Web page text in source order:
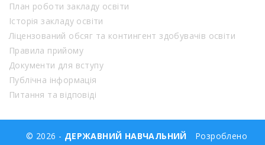
План роботи закладу освіти
Історія закладу освіти
Ліцензований обсяг та контингент здобувачів освіти
Правила прийому
Документи для вступу
Публічна інформація
Питання та відповіді
© 2026 - ДЕРЖАВНИЙ НАВЧАЛЬНИЙ Розроблено